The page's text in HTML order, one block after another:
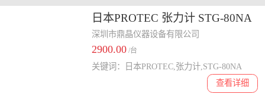
日本PROTEC 张力计 STG-80NA
张力计 丝网钢网张力计 数显张力
计
深圳市鼎晶仪器设备有限公司
2900.00 /台
查看详细
关键词：日本PROTEC,张力计,STG-80NA